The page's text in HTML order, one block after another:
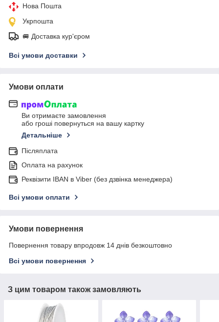
Нова Пошта
Укрпошта
🚐 Доставка кур'єром
Всі умови доставки
Умови оплати
Ви отримаєте замовлення
або гроші повернуться на вашу картку
Детальніше
Післяплата
Оплата на рахунок
Реквізити IBAN в Viber (без дзвінка менеджера)
Всі умови оплати
Умови повернення
Повернення товару впродовж 14 днів безкоштовно
Всі умови повернення
З цим товаром також замовляють